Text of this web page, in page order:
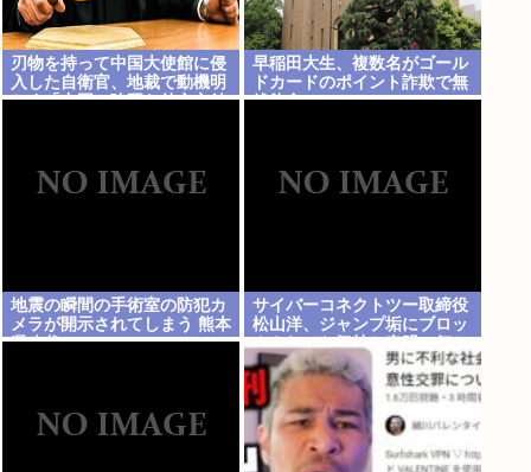
刃物を持って中国大使館に侵
入した自衛官、地裁で動機明
かす「中国の強硬な外交方針
早稲田大生、複数名がゴール
ドカードのポイント詐欺で無
銭飲食
地震の瞬間の手術室の防犯カ
メラが開示されてしまう 熊本
県八代
サイバーコネクトツー取締役
松山洋、ジャンプ垢にブロッ
クされてお気持ち表明。何か
あったらまず晒す！これが令
和のレスバや！